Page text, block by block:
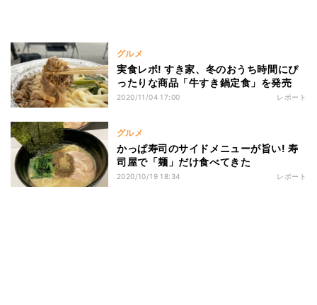
グルメ
実食レポ! すき家、冬のおうち時間にぴ
ったりな商品「牛すき鍋定食」を発売
2020/11/04 17:00 レポート
グルメ
かっぱ寿司のサイドメニューが旨い! 寿
司屋で「麺」だけ食べてきた
2020/10/19 18:34 レポート